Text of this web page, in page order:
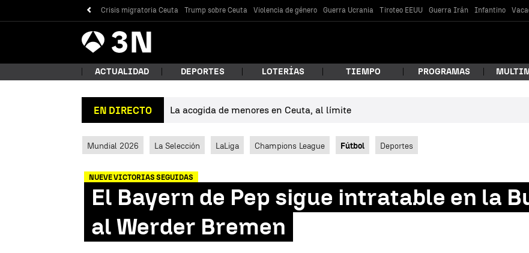
Crisis migratoria Ceuta Trump sobre Ceuta Violencia de género Guerra Ucrania Tiroteo EEUU Guerra Irán Infantino
Antena
3 Noticias
¿Qué estás buscando?
ACTUALIDAD DEPORTES LOTERÍAS TIEMPO PROGRAMAS
EN DIRECTO La acogida de menores en Ceuta, al límite
Mundial 2026 La Selección LaLiga Champions League Fútbol Deportes
NUEVE VICTORIAS SEGUIDAS
El Bayern de Pep sigue intratable en la
al Werder Bremen